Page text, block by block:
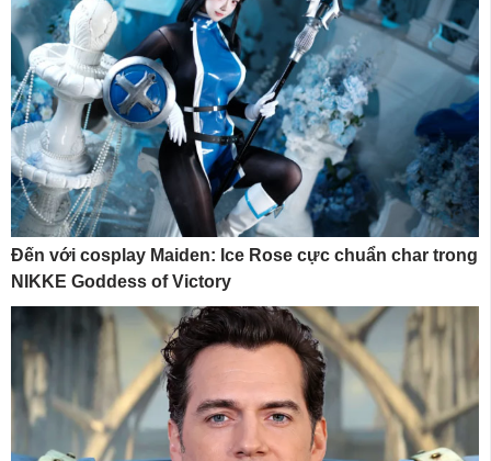
Đến với cosplay Maiden: Ice Rose cực chuẩn char trong
NIKKE Goddess of Victory